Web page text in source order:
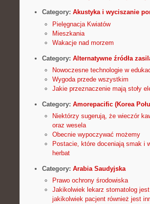
Category: Akustyka i wyciszanie
Pielęgnacja Kwiatów
Mieszkania
Wakacje nad morzem
Category: Alternatywne źródła
Nowoczesne technologie w
Wygoda przede wszystkim
Jakie przeznaczenie mają stoły
Category: Amorepacific (Korea
Niektórzy sugerują, że wieczór
oraz wesela
Obecnie wypoczywać możemy
Postacie, które doceniają smak i
herbat
Category: Arabia Saudyjska
Prawo ochrony środowiska
Jakikolwiek lekarz stomatolog
jakikolwiek pacjent również jest